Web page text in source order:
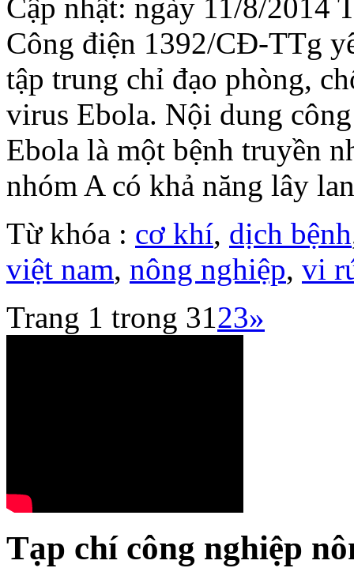
Cập nhật: ngày 11/8/2014
Công điện 1392/CĐ-TTg
tập trung chỉ đạo phòng,
virus Ebola. Nội dung
Ebola là một bệnh truyền
nhóm A có khả năng lây
Từ khóa : cơ khí, dịch bệnh
việt nam, nông nghiệp, vi
Trang 1 trong 3123»
Tạp chí công nghiệp